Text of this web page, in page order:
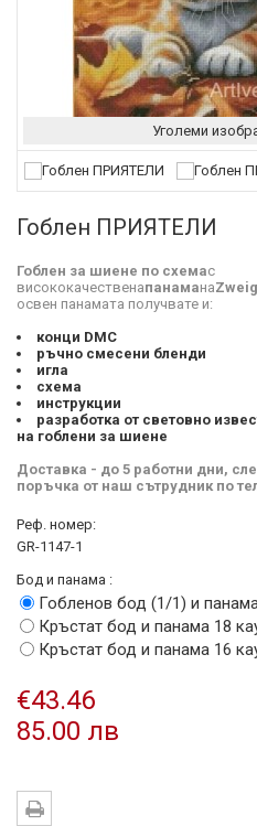
Уголеми
Гоблен ПРИЯТЕЛИ
Гоблен за шиене по схемас
висококачественапанамана
освен панамата получвате и:
конци DMC
ръчно смесени бленди
игла
схема
инструкции
разработка от световно
на гоблени за шиене
Доставка - до 5 работни дни,
поръчка от наш сътрудник по
Реф. номер:
GR-1147-1
Бод и панама :
Гобленов бод (1/1) и
Кръстат бод и панама 18
Кръстат бод и панама 16
€43.46
85.00 лв